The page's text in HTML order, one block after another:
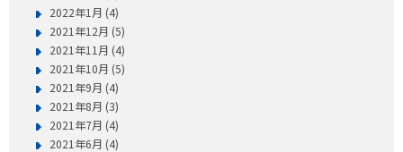
2022年1月 (4)
2021年12月 (5)
2021年11月 (4)
2021年10月 (5)
2021年9月 (4)
2021年8月 (3)
2021年7月 (4)
2021年6月 (4)